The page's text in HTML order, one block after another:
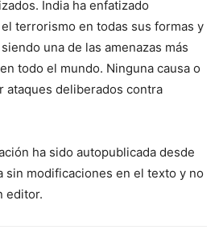
India ha enfatizado
terrorismo en todas sus formas y
una de las amenazas más
todo el mundo. Ninguna causa o
ataques deliberados contra
ha sido autopublicada desde
sin modificaciones en el texto y no
editor.